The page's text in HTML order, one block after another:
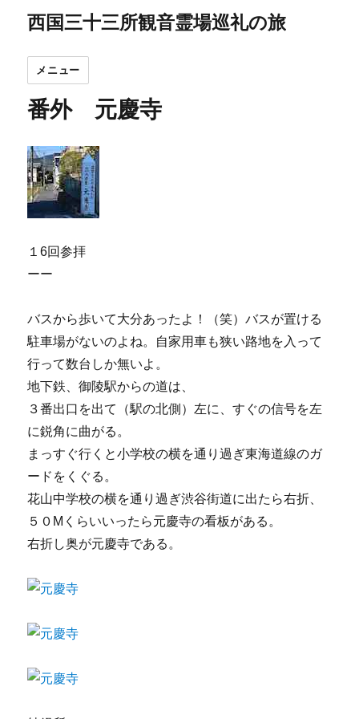
西国三十三所観音霊場巡礼の旅
メニュー
番外 元慶寺
１6回参拝
ーー
バスから歩いて大分あったよ！（笑）バスが置ける
駐車場がないのよね。自家用車も狭い路地を入って
行って数台しか無いよ。
地下鉄、御陵駅からの道は、
３番出口を出て（駅の北側）左に、すぐの信号を左
に鋭角に曲がる。
まっすぐ行くと小学校の横を通り過ぎ東海道線のガ
ードをくぐる。
花山中学校の横を通り過ぎ渋谷街道に出たら右折、
５０Mくらいいったら元慶寺の看板がある。
右折し奥が元慶寺である。